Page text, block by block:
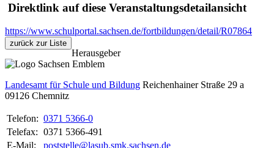
Direktlink auf diese Veranstaltungsdetailansicht
https://www.schulportal.sachsen.de/fortbildungen/detail/R07864
zurück zur Liste
Herausgeber
Landesamt für Schule und Bildung Reichenhainer Straße 29 a
09126 Chemnitz
Telefon: 0371 5366-0
Telefax: 0371 5366-491
E-Mail:
poststelle@lasub.smk.sachsen.de